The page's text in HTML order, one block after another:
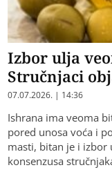
Izbor ulja
Stručnjaci
07.07.2026. | 14:36
Ishrana ima veoma
pored unosa voća i
masti, bitan je i izbor
konsenzusa